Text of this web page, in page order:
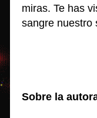
miras. Te has
sangre nuestro
Sobre la